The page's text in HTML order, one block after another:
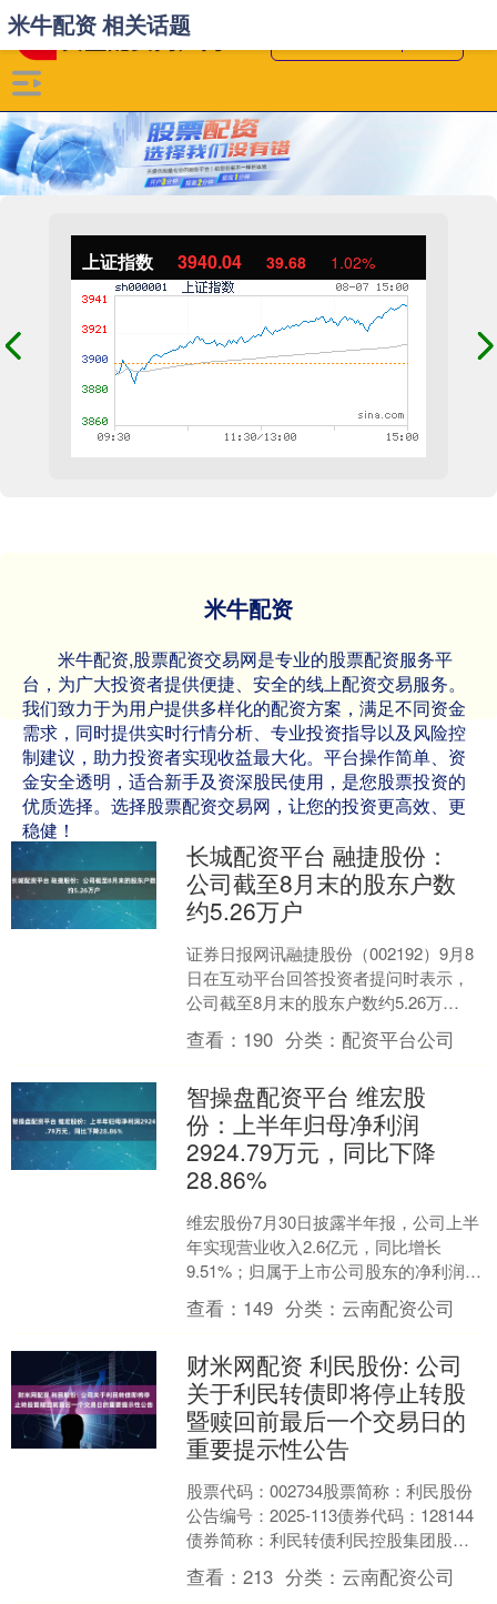
上证指数 3940.04 39.68 1.02%
米牛配资
米牛配资,股票配资交易网是专业的股票配资服务平
台，为广大投资者提供便捷、安全的线上配资交易服务。
我们致力于为用户提供多样化的配资方案，满足不同资金
需求，同时提供实时行情分析、专业投资指导以及风险控
制建议，助力投资者实现收益最大化。平台操作简单、资
金安全透明，适合新手及资深股民使用，是您股票投资的
优质选择。选择股票配资交易网，让您的投资更高效、更
稳健！
米牛配资 相关话题
长城配资平台 融捷股份：
公司截至8月末的股东户数
约5.26万户
证券日报网讯融捷股份（002192）9月8
日在互动平台回答投资者提问时表示，
公司截至8月末的股东户数约5.26万
户。....
查看： 190 分类：配资平台公司
智操盘配资平台 维宏股
份：上半年归母净利润
2924.79万元，同比下降
28.86%
维宏股份7月30日披露半年报，公司上半
年实现营业收入2.6亿元，同比增长
9.51%；归属于上市公司股东的净利润
2924.79万元，同比下降28.86%；基本每
股....
查看： 149 分类： 云南配资公司
财米网配资 利民股份: 公司
关于利民转债即将停止转股
暨赎回前最后一个交易日的
重要提示性公告
股票代码：002734股票简称：利民股份
公告编号：2025-113债券代码：128144
债券简称：利民转债利民控股集团股份
有限公司关于“利民转债”即将停止转股
暨....
查看：213 分类： 云南配资公司